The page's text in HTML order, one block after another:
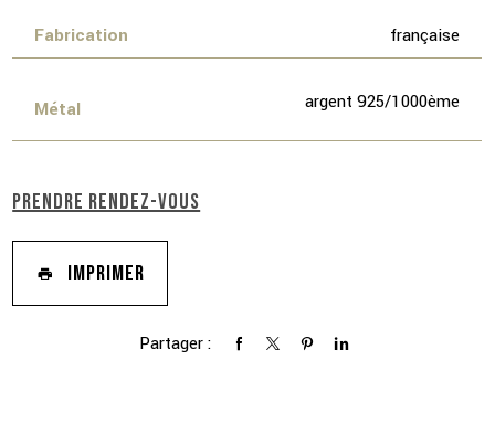
Fabrication française
Métal argent 925/1000ème
PRENDRE RENDEZ-VOUS
IMPRIMER
Partager :